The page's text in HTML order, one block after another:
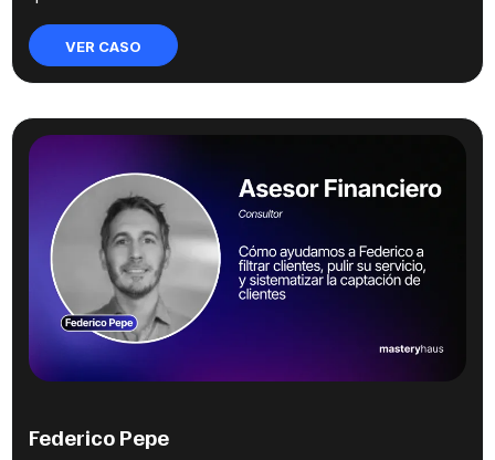
VER CASO
Federico Pepe